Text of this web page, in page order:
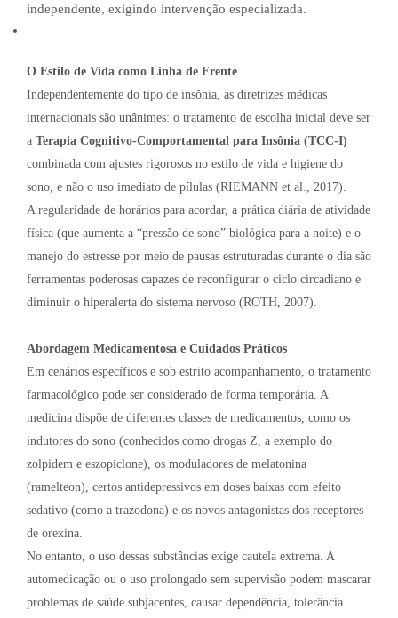
independente, exigindo intervenção especializada.
O Estilo de Vida como Linha de Frente
Independentemente do tipo de insônia, as diretrizes médicas
internacionais são unânimes: o tratamento de escolha inicial deve ser
a Terapia Cognitivo-Comportamental para Insônia (TCC-I)
combinada com ajustes rigorosos no estilo de vida e higiene do
sono, e não o uso imediato de pílulas (RIEMANN et al., 2017).
A regularidade de horários para acordar, a prática diária de atividade
física (que aumenta a “pressão de sono” biológica para a noite) e o
manejo do estresse por meio de pausas estruturadas durante o dia são
ferramentas poderosas capazes de reconfigurar o ciclo circadiano e
diminuir o hiperalerta do sistema nervoso (ROTH, 2007).
Abordagem Medicamentosa e Cuidados Práticos
Em cenários específicos e sob estrito acompanhamento, o tratamento
farmacológico pode ser considerado de forma temporária. A
medicina dispõe de diferentes classes de medicamentos, como os
indutores do sono (conhecidos como drogas Z, a exemplo do
zolpidem e eszopiclone), os moduladores de melatonina
(ramelteon), certos antidepressivos em doses baixas com efeito
sedativo (como a trazodona) e os novos antagonistas dos receptores
de orexina.
No entanto, o uso dessas substâncias exige cautela extrema. A
automedicação ou o uso prolongado sem supervisão podem mascarar
problemas de saúde subjacentes, causar dependência, tolerância